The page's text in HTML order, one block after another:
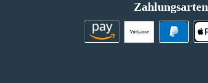
Zahlungsarten
Vorkasse